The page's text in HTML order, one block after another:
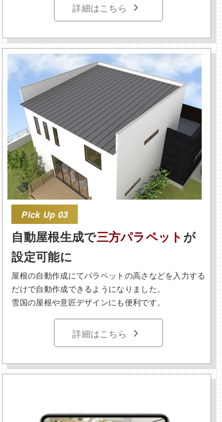
詳細はこちら
Pick Up 03
自動屋根生成で三方パラペット が
設定可能に
屋根の自動作成にてパラペットの高さなどを入力する
だけで自動作成できるようになりました。
雪国の屋根や意匠デザインにも便利です。
詳細はこちら